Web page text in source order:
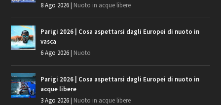
8 Ago 2026| Nuoto in acque libere
Parigi 2026 | Cosa aspettarsi dagli Europei di nuoto in
vasca
6 Ago 2026| Nuoto
Parigi 2026 | Cosa aspettarsi dagli Europei di nuoto in
acque libere
3 Ago 2026| Nuoto in acque libere